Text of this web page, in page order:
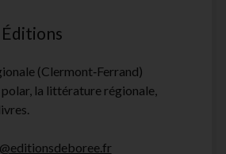
(Clermont‑Ferrand)
polar, la littérature régionale,